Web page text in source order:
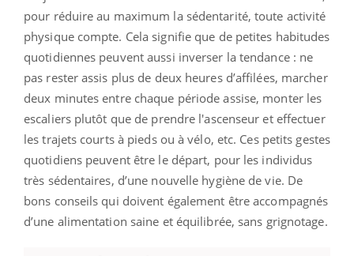
pour réduire au maximum la sédentarité, toute activité
physique compte. Cela signifie que de petites habitudes
quotidiennes peuvent aussi inverser la tendance : ne
pas rester assis plus de deux heures d’affilées, marcher
deux minutes entre chaque période assise, monter les
escaliers plutôt que de prendre l'ascenseur et effectuer
les trajets courts à pieds ou à vélo, etc. Ces petits gestes
quotidiens peuvent être le départ, pour les individus
très sédentaires, d’une nouvelle hygiène de vie. De
bons conseils qui doivent également être accompagnés
d’une alimentation saine et équilibrée, sans grignotage.